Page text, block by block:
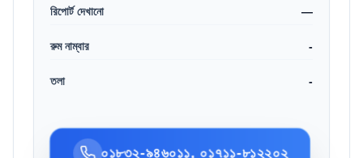
রিপোর্ট দেখানো —
রুম নাম্বার -
তলা -
০১৮৩২-৯৪৬০১১, ০১৭১১-৮১২২০২